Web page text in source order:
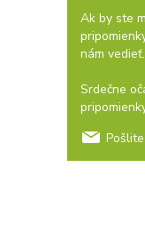
Ak by ste
nám vedieť.
Srdečne